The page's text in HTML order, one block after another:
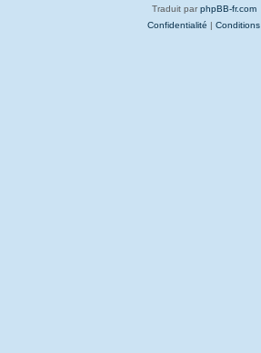
Traduit par phpBB-fr.com
Confidentialité | Conditions